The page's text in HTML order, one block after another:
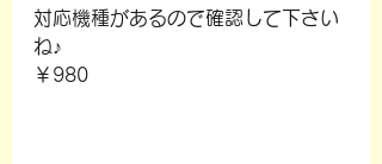
対応機種があるので確認して下さい
ね♪
￥980